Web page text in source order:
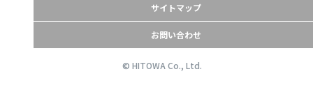
サイトマップ
お問い合わせ
© HITOWA Co., Ltd.